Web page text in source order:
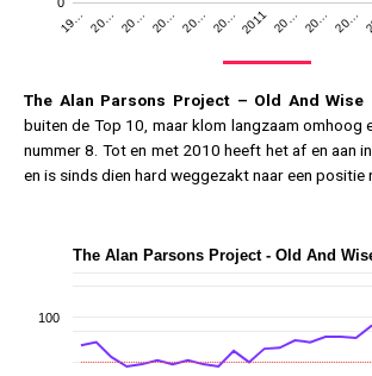
19… 20… 20… 20… 20… 20… 2011 20… 20… 20…
The Alan Parsons Project – Old And Wise
buiten de Top 10, maar klom langzaam omhoog
nummer 8. Tot en met 2010 heeft het af en aan
en is sinds dien hard weggezakt naar een positie
The Alan Parsons Project - Old And
100